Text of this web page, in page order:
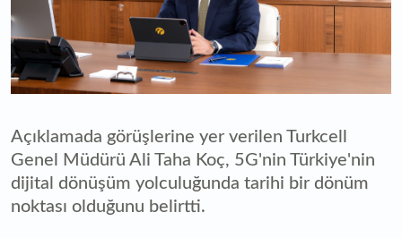
Açıklamada görüşlerine yer verilen Turkcell
Genel Müdürü Ali Taha Koç, 5G'nin Türkiye'nin
dijital dönüşüm yolculuğunda tarihi bir dönüm
noktası olduğunu belirtti.